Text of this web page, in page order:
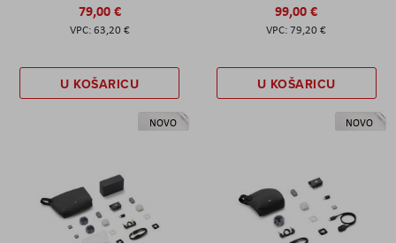
79,00 €
63,20 €
U KOŠARICU
99,00 €
79,20 €
U KOŠARICU
NOVO NOVO